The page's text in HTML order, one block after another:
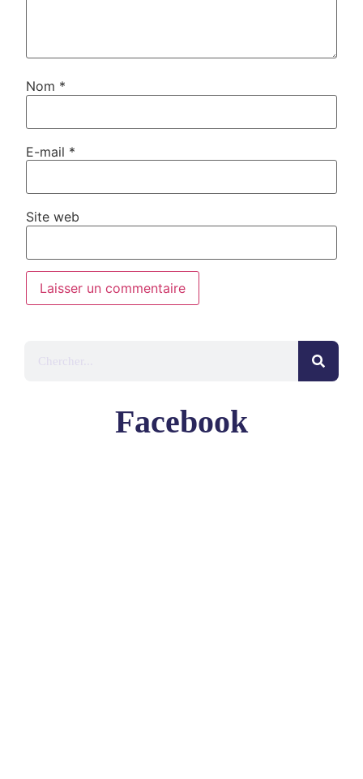
Nom *
E-mail *
Site web
Facebook